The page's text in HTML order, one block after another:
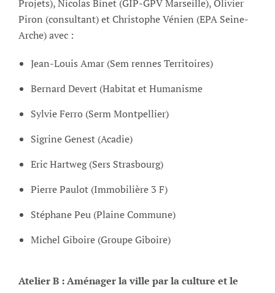
Projets), Nicolas Binet (GIP-GPV Marseille), Olivier
Piron (consultant) et Christophe Vénien (EPA Seine-
Arche) avec :
Jean-Louis Amar (Sem rennes Territoires)
Bernard Devert (Habitat et Humanisme
Sylvie Ferro (Serm Montpellier)
Sigrine Genest (Acadie)
Eric Hartweg (Sers Strasbourg)
Pierre Paulot (Immobilière 3 F)
Stéphane Peu (Plaine Commune)
Michel Giboire (Groupe Giboire)
Atelier B : Aménager la ville par la culture et le